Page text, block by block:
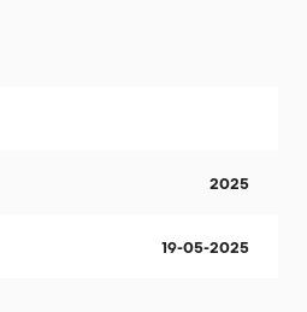
2025
19-05-2025